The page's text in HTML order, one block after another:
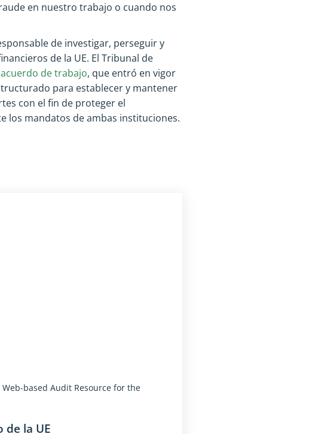
en nuestro trabajo o cuando nos
de investigar, perseguir y
de la UE. El Tribunal de
acuerdo de trabajo, que entró en vigor
para establecer y mantener
con el fin de proteger el
los mandatos de ambas instituciones.
based Audit Resource for the
la UE